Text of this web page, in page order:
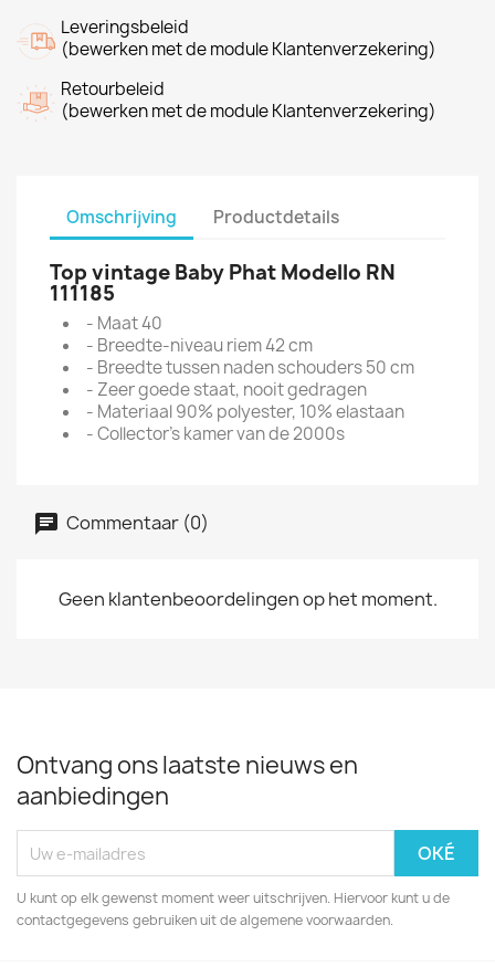
Leveringsbeleid
(bewerken met de module Klantenverzekering)
Retourbeleid
(bewerken met de module Klantenverzekering)
Omschrijving Productdetails
Top vintage Baby Phat Modello RN
111185
- Maat 40
- Breedte-niveau riem 42 cm
- Breedte tussen naden schouders 50 cm
- Zeer goede staat, nooit gedragen
- Materiaal 90% polyester, 10% elastaan
- Collector's kamer van de 2000s
Commentaar (0)
Geen klantenbeoordelingen op het moment.
Ontvang ons laatste nieuws en
aanbiedingen
U kunt op elk gewenst moment weer uitschrijven. Hiervoor kunt u de
contactgegevens gebruiken uit de algemene voorwaarden.